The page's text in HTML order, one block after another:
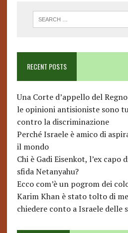
RECENT POSTS
Una Corte d’appello del
le opinioni antisioniste sono
contro la discriminazione
Perché Israele è amico di
il mondo
Chi è Gadi Eisenkot, l’ex capo
sfida Netanyahu?
Ecco com’è un pogrom dei
Karim Khan è stato tolto di
chiedere conto a Israele delle